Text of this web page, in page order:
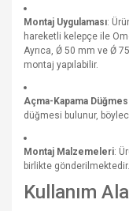
Montaj Uygulaması:
hareketli kelepçe ile
Ayrıca, Ǿ 50 mm ve Ǿ
montaj yapılabilir.
Açma-Kapama
düğmesi bulunur,
Montaj Malzemeleri:
birlikte
Kullanım